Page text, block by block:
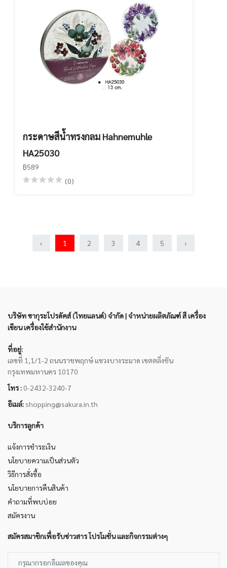
กระดาษสีน้ำทรงกลม Hahnemuhle
HA25030
฿589
(0)
‹ 1 2 3 4 5 ›
บริษัท ซากุระโปรดัคส์ (ไทยแลนด์) จำกัด | จำหน่ายผลิตภัณฑ์ สี เครื่อง
เขียน เครื่องใช้สำนักงาน
ที่อยู่:
เลขที่ 1,1/1-2 ถนนราชพฤกษ์ แขวงบางระมาด เขตตลิ่งชัน
กรุงเทพมหานคร 10170
โทร : 0-2432-3240-7
อีเมล์: shopping@sakura.in.th
บริการลูกค้า
แจ้งการชำระเงิน
นโยบายความเป็นส่วนตัว
วิธีการสั่งซื้อ
นโยบายการคืนสินค้า
คำถามที่พบบ่อย
สมัครงาน
สมัครสมาชิกเพื่อรับข่าวสาร โปรโมชั่น และกิจกรรมต่างๆ